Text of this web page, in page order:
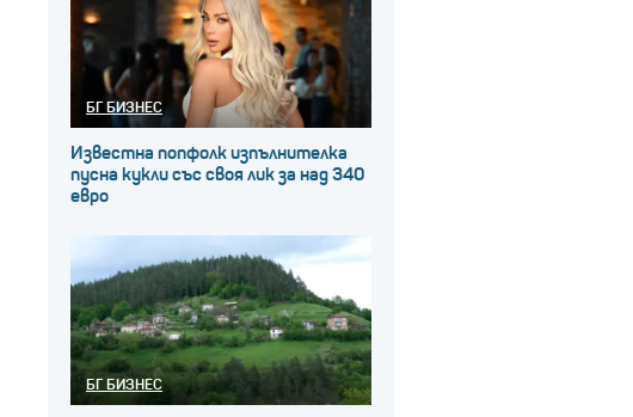
БГ БИЗНЕС
Известна попфолк изпълнителка
пусна кукли със своя лик за над 340
евро
БГ БИЗНЕС